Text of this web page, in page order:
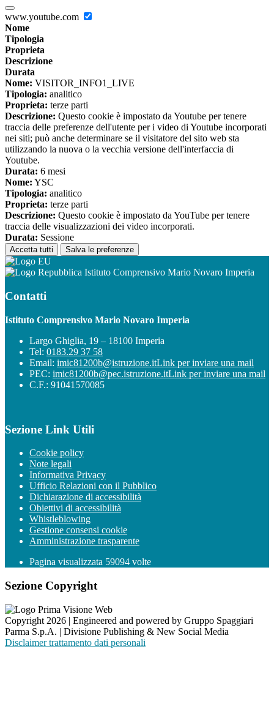
www.youtube.com
Nome
Tipologia
Proprieta
Descrizione
Durata
Nome: VISITOR_INFO1_LIVE
Tipologia: analitico
Proprieta: terze parti
Descrizione: Questo cookie è impostato da Youtube per tenere
traccia delle preferenze dell'utente per i video di Youtube incorporati
nei siti; può anche determinare se il visitatore del sito web sta
utilizzando la nuova o la vecchia versione dell'interfaccia di
Youtube.
Durata: 6 mesi
Nome: YSC
Tipologia: analitico
Proprieta: terze parti
Descrizione: Questo cookie è impostato da YouTube per tenere
traccia delle visualizzazioni dei video incorporati.
Durata: Sessione
Accetta tutti Salva le preferenze
Istituto Comprensivo Mario Novaro Imperia
Contatti
Istituto Comprensivo Mario Novaro Imperia
Largo Ghiglia, 19 – 18100 Imperia
Tel: 0183.29 37 58
Email: imic81200b@istruzione.itLink per inviare una mail
PEC: imic81200b@pec.istruzione.itLink per inviare una mail
C.F.: 91041570085
Sezione Link Utili
Cookie policy
Note legali
Informativa Privacy
Ufficio Relazioni con il Pubblico
Dichiarazione di accessibilità
Obiettivi di accessibilità
Whistleblowing
Gestione consensi cookie
Amministrazione trasparente
Pagina visualizzata 59094 volte
Sezione Copyright
Copyright 2026 | Engineered and powered by Gruppo Spaggiari
Parma S.p.A. | Divisione Publishing & New Social Media
Disclaimer trattamento dati personali